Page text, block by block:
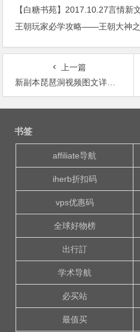
【白糖书苑】2017.10.27言情新
王朝玩家必学攻略——王朝大神
上一篇
新副本琵琶洞视频图文详细攻略
文
书签
affiliate导航
iherb折扣码
vps优惠码
全球好物榜
出行訂
学术导航
必买站
最值买